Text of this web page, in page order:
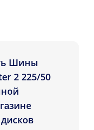
Шины
2 225/50